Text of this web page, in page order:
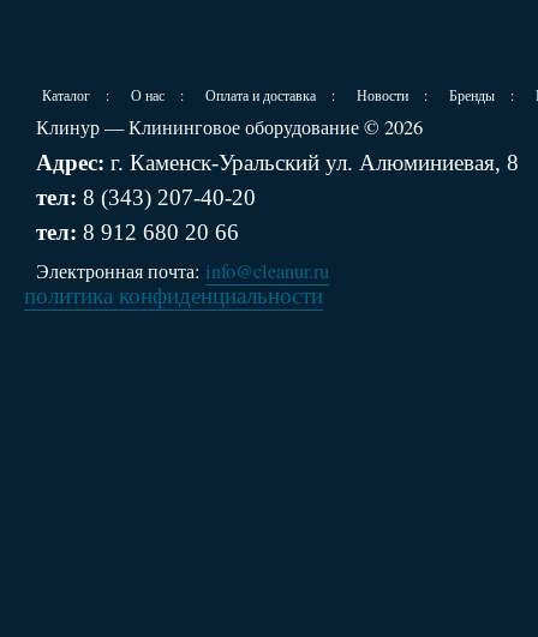
Каталог : О нас : Оплата и доставка : Новости : Бренды :
Клинур — Клининговое оборудование © 2026
Адрес: г. Каменск-Уральский ул. Алюминиевая, 8
тел: 8 (343) 207-40-20
тел: 8 912 680 20 66
Электронная почта: info@cleanur.ru
политика конфиденциальности